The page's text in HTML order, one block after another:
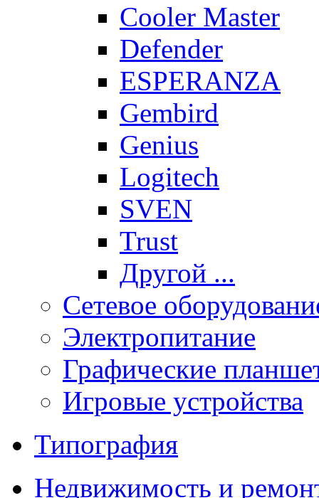
Cooler Master
Defender
ESPERANZA
Gembird
Genius
Logitech
SVEN
Trust
Другой ...
Сетевое
Электропитание
Графические
Игровые устройства
Типография
Недвижимость и